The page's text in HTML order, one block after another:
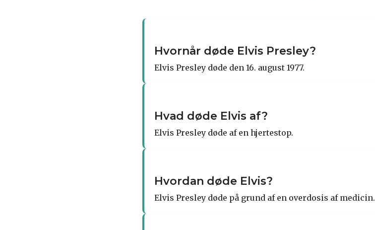
Hvornår døde Elvis Presley?
Elvis Presley døde den 16. august 1977.
Hvad døde Elvis af?
Elvis Presley døde af en hjertestop.
Hvordan døde Elvis?
Elvis Presley døde på grund af en overdosis af medicin.